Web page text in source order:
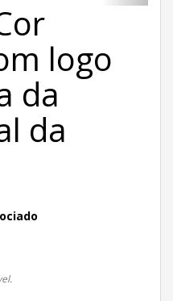
logo
da
da